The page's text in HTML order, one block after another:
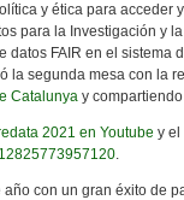
y ética para acceder
para la Investigación y
FAIR en el sistema
la segunda mesa con la
Catalunya y
2021 en Youtube y el
.
con un gran éxito de